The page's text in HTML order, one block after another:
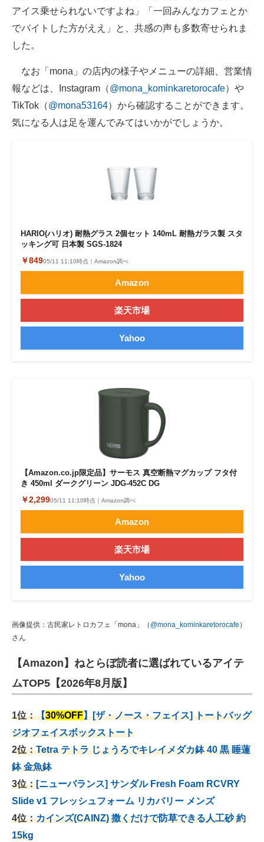
アイス乗せられないですよね」「一回みんなカフェとか
でバイトした方がええ」と、共感の声も多数寄せられま
した。
なお「mona」の店内の様子やメニューの詳細、営業情
報などは、Instagram（@mona_kominkaretorocafe）や
TikTok（@mona53164）から確認することができます。
気になる人は足を運んでみてはいかがでしょうか。
HARIO(ハリオ) 耐熱グラス 2個セット 140mL 耐熱ガラス製 スタ
ッキング可 日本製 SGS-1824
￥84905/11 11:10時点｜Amazon調べ
Amazon
楽天市場
Yahoo
【Amazon.co.jp限定品】サーモス 真空断熱マグカップ フタ付
き 450ml ダークグリーン JDG-452C DG
￥2,29905/11 11:10時点｜Amazon調べ
Amazon
楽天市場
Yahoo
画像提供：古民家レトロカフェ「mona」（ @mona_kominkaretorocafe ）
さん
【Amazon】ねとらぼ読者に選ばれているアイテ
ムTOP5【2026年8月版】
1位：【30%OFF】[ザ・ノース・フェイス] トートバッグ
ジオフェイスボックストート
2位：Tetra テトラ じょうろでキレイメダカ鉢 40 黒 睡蓮
鉢 金魚鉢
3位：[ニューバランス] サンダル Fresh Foam RCVRY
Slide v1 フレッシュフォーム リカバリー メンズ
4位：カインズ(CAINZ) 撒くだけで防草できる人工砂 約
15kg